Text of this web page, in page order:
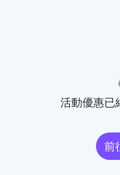
活動優惠已
前